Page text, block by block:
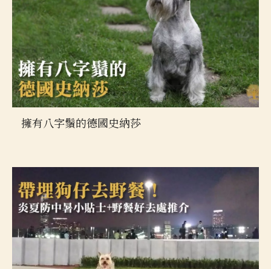
擁有八字鬚的德國史納莎